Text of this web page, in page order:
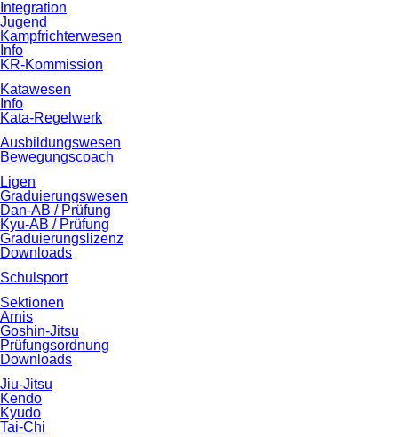
Integration
Jugend
Kampfrichterwesen
Info
KR-Kommission
Katawesen
Info
Kata-Regelwerk
Ausbildungswesen
Bewegungscoach
Ligen
Graduierungswesen
Dan-AB / Prüfung
Kyu-AB / Prüfung
Graduierungslizenz
Downloads
Schulsport
Sektionen
Arnis
Goshin-Jitsu
Prüfungsordnung
Downloads
Jiu-Jitsu
Kendo
Kyudo
Tai-Chi